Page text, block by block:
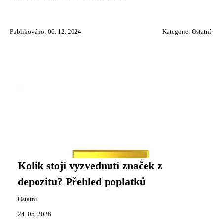
Publikováno: 06. 12. 2024 Kategorie: Ostatní
Kolik stojí vyzvednutí značek z
depozitu? Přehled poplatků
Ostatní
24. 05. 2026